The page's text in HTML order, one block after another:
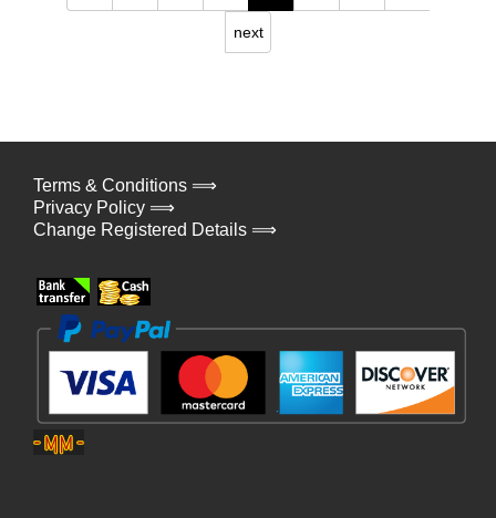
next
Terms & Conditions ⟹
Privacy Policy ⟹
Change Registered Details ⟹